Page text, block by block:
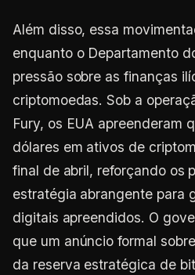
Além disso, essa
enquanto o Departamento
pressão sobre as finanças
criptomoedas. Sob a
Fury, os EUA apreenderam
dólares em ativos de
final de abril, reforçando os
estratégia abrangente para
digitais apreendidos. O
que um anúncio formal
da reserva estratégica de